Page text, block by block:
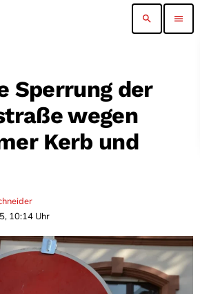
search menu
Sperrung der
wegen
Kerb und
10:14 Uhr